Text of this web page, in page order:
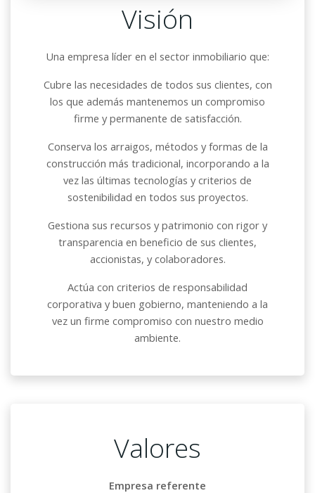
Visión
Una empresa líder en el sector inmobiliario que:
Cubre las necesidades de todos sus clientes, con
los que además mantenemos un compromiso
firme y permanente de satisfacción.
Conserva los arraigos, métodos y formas de la
construcción más tradicional, incorporando a la
vez las últimas tecnologías y criterios de
sostenibilidad en todos sus proyectos.
Gestiona sus recursos y patrimonio con rigor y
transparencia en beneficio de sus clientes,
accionistas, y colaboradores.
Actúa con criterios de responsabilidad
corporativa y buen gobierno, manteniendo a la
vez un firme compromiso con nuestro medio
ambiente.
Valores
Empresa referente